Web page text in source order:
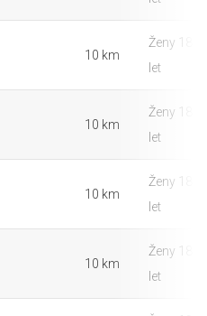
10 km
Ženy 18 –
let
10 km
Ženy 18 –
let
10 km
Ženy 18 –
let
10 km
Ženy 18 –
let